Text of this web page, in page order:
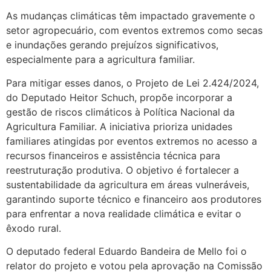
As mudanças climáticas têm impactado gravemente o
setor agropecuário, com eventos extremos como secas
e inundações gerando prejuízos significativos,
especialmente para a agricultura familiar.
Para mitigar esses danos, o Projeto de Lei 2.424/2024,
do Deputado Heitor Schuch, propõe incorporar a
gestão de riscos climáticos à Política Nacional da
Agricultura Familiar. A iniciativa prioriza unidades
familiares atingidas por eventos extremos no acesso a
recursos financeiros e assistência técnica para
reestruturação produtiva. O objetivo é fortalecer a
sustentabilidade da agricultura em áreas vulneráveis,
garantindo suporte técnico e financeiro aos produtores
para enfrentar a nova realidade climática e evitar o
êxodo rural.
O deputado federal Eduardo Bandeira de Mello foi o
relator do projeto e votou pela aprovação na Comissão